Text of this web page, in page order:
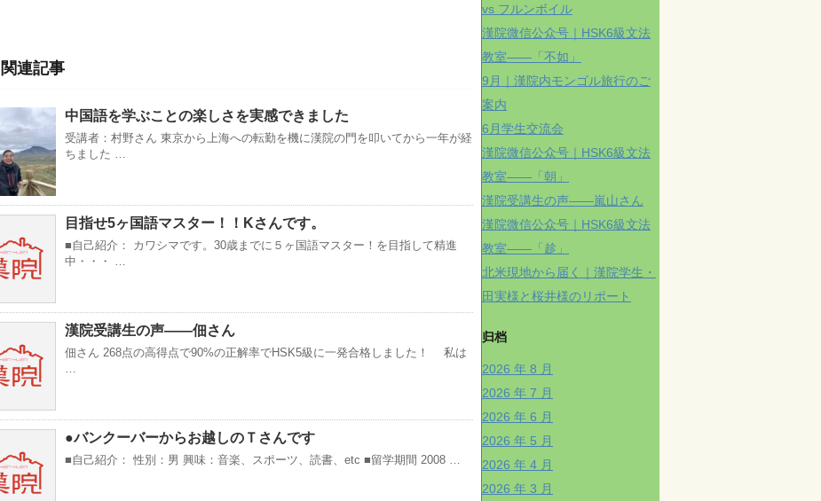
関連記事
中国語を学ぶことの楽しさを実感できました
受講者：村野さん 東京から上海への転勤を機に漢院の門を叩いてから一年が経
ちました …
目指せ5ヶ国語マスター！！Kさんです。
■自己紹介： カワシマです。30歳までに５ヶ国語マスター！を目指して精進
中・・・ …
漢院受講生の声——佃さん
佃さん 268点の高得点で90%の正解率でHSK5級に一発合格しました！ 私は
…
●バンクーバーからお越しのＴさんです
■自己紹介： 性別：男 興味：音楽、スポーツ、読書、etc ■留学期間 2008 …
vs フルンボイル
漢院微信公众号｜HSK6級文法
教室——「不如」
9月｜漢院内モンゴル旅行のご
案内
6月学生交流会
漢院微信公众号｜HSK6級文法
教室——「朝」
漢院受講生の声——嵐山さん
漢院微信公众号｜HSK6級文法
教室——「趁」
北米現地から届く｜漢院学生・
田実様と桜井様のリポート
归档
2026 年 8 月
2026 年 7 月
2026 年 6 月
2026 年 5 月
2026 年 4 月
2026 年 3 月